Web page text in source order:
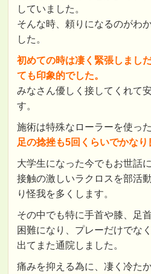
していました。
そんな時、頼りになるのがわ
した。
初めての時は凄く緊張しまし
ても印象的でした。
みなさん優しく接してくれて
す。
施術は特殊なローラーを使っ
足の捻挫も5回くらいでかなり
大学生になった今でもお世話
接触の激しいラクロスを部活
り怪我を多くします。
その中でも特に手首や膝、足
困難になり、プレーだけでな
出てまた通院しました。
痛みを抑える為に、凄く冷た